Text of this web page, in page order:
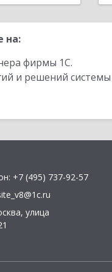
на:
фирмы 1С.
и решений
+7 (495) 737-92-57
, улица